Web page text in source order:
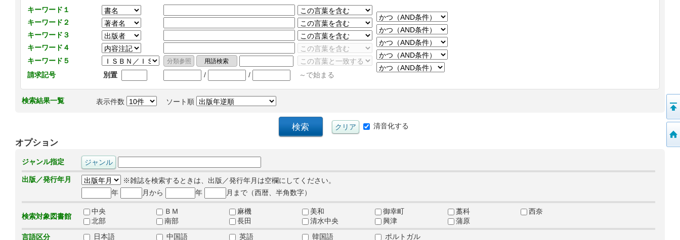
キーワード１
キーワード２
キーワード３
キーワード４
キーワード５
請求記号
別置 / / ～で始まる
検索結果一覧 表示件数 ソート順
清音化する
オプション
ジャンル指定
出版／発行年月
※雑誌を検索するときは、出版／発行年月は空欄にしてください。
年
月から 年 月まで（西暦、半角数字）
検索対象図書館
中央 ＢＭ 麻機 美和 御幸町 藁科
西奈
北部
南部 長田 清水中央 興津
蒲原
言語区分
日本語 中国語 英語 韓国語 ポルトガル